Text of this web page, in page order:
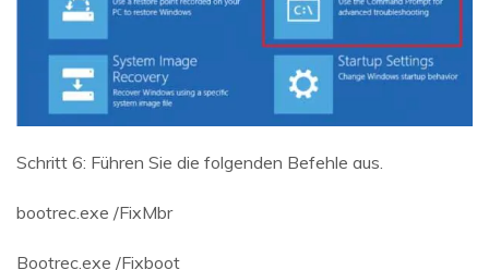
Schritt 6: Führen Sie die folgenden Befehle aus.
bootrec.exe /FixMbr
Bootrec.exe /Fixboot